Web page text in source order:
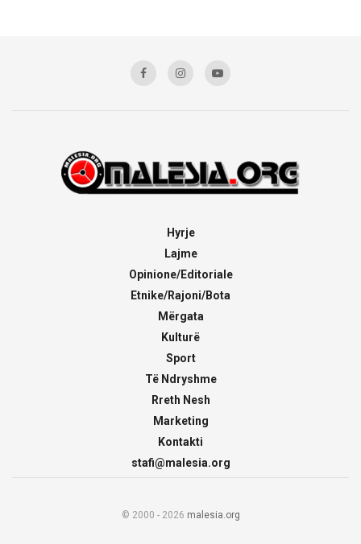
Hyrje
Lajme
Opinione/Editoriale
Etnike/Rajoni/Bota
Mërgata
Kulturë
Sport
Të Ndryshme
Rreth Nesh
Marketing
Kontakti
stafi@malesia.org
© 2000 - 2026 malesia.org